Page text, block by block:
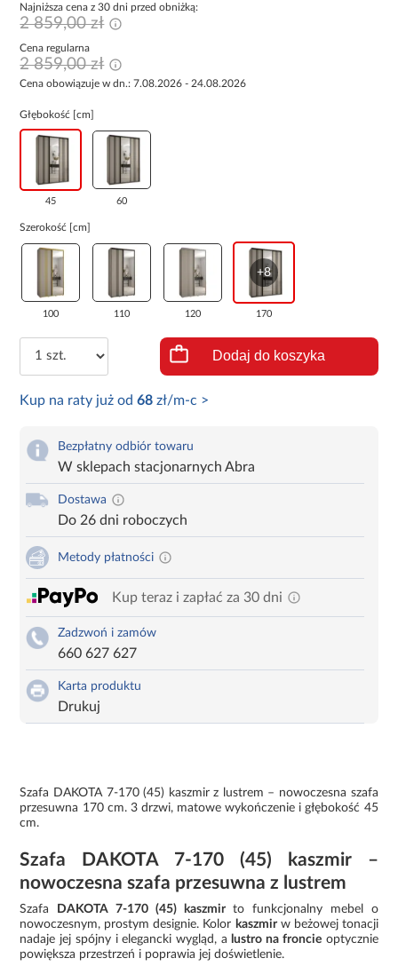
Najniższa cena z 30 dni przed obniżką:
2 859,00 zł
Cena regularna
2 859,00 zł
Cena obowiązuje w dn.: 7.08.2026 - 24.08.2026
Głębokość [cm]
45 60
Szerokość [cm]
100 110 120
+8
170
Dodaj do koszyka
Kup na raty już od68 zł/m-c >
Bezpłatny odbiór towaru
W sklepach stacjonarnych Abra
Dostawa
Do 26 dni roboczych
Metody płatności
Kup teraz i zapłać za 30 dni
Zadzwoń i zamów
660 627 627
Karta produktu
Drukuj
Szafa DAKOTA 7-170 (45) kaszmir z lustrem – nowoczesna szafa
przesuwna 170 cm. 3 drzwi, matowe wykończenie i głębokość 45
cm.
Szafa DAKOTA 7-170 (45) kaszmir –
nowoczesna szafa przesuwna z lustrem
Szafa DAKOTA 7-170 (45) kaszmirto funkcjonalny mebel o
nowoczesnym, prostym designie. Kolor kaszmirw beżowej tonacji
nadaje jej spójny i elegancki wygląd, a lustro na froncieoptycznie
powiększa przestrzeń i poprawia jej doświetlenie.